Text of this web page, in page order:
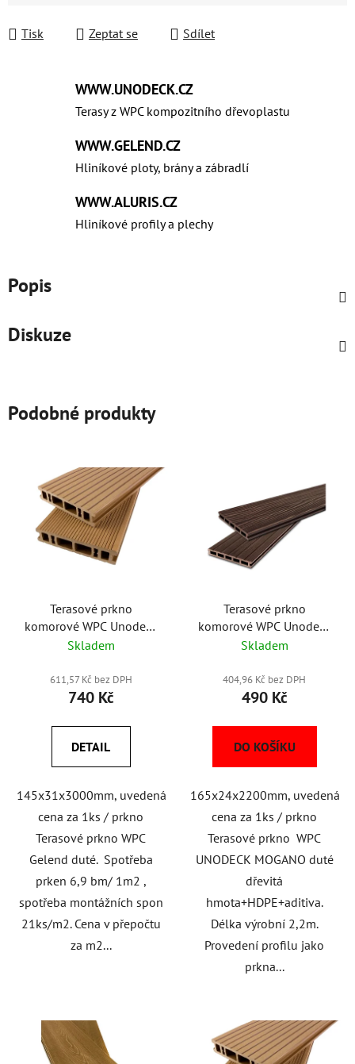
Tisk Zeptat se Sdílet
WWW.UNODECK.CZ
Terasy z WPC kompozitního dřevoplastu
WWW.GELEND.CZ
Hliníkové ploty, brány a zábradlí
WWW.ALURIS.CZ
Hliníkové profily a plechy
Popis
Diskuze
Podobné produkty
Terasové prkno
komorové WPC Unodeck
REAL 145x31x3000mm
Skladem
611,57 Kč bez DPH
740 Kč
DETAIL
145x31x3000mm, uvedená
cena za 1ks / prkno
Terasové prkno WPC
Gelend duté. Spotřeba
prken 6,9 bm/ 1m2 ,
spotřeba montážních spon
21ks/m2. Cena v přepočtu
za m2...
Terasové prkno
komorové WPC Unodeck
Mogano
Skladem
404,96 Kč bez DPH
490 Kč
DO KOŠÍKU
165x24x2200mm, uvedená
cena za 1ks / prkno
Terasové prkno WPC
UNODECK MOGANO duté
dřevitá
hmota+HDPE+aditiva.
Délka výrobní 2,2m.
Provedení profilu jako
prkna...